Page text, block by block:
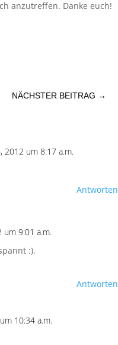
anzutreffen. Danke euch!
NÄCHSTER BEITRAG →
2012 um 8:17 a.m.
Antworten
um 9:01 a.m.
:).
Antworten
10:34 a.m.